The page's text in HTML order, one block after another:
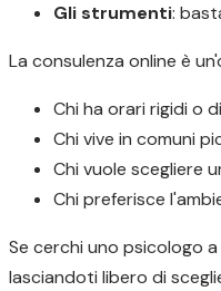
Gli strumenti:
La consulenza online è
Chi ha orari rigidi o
Chi vive in comuni
Chi vuole scegliere
Chi preferisce
Se cerchi uno psicologo
lasciandoti libero di